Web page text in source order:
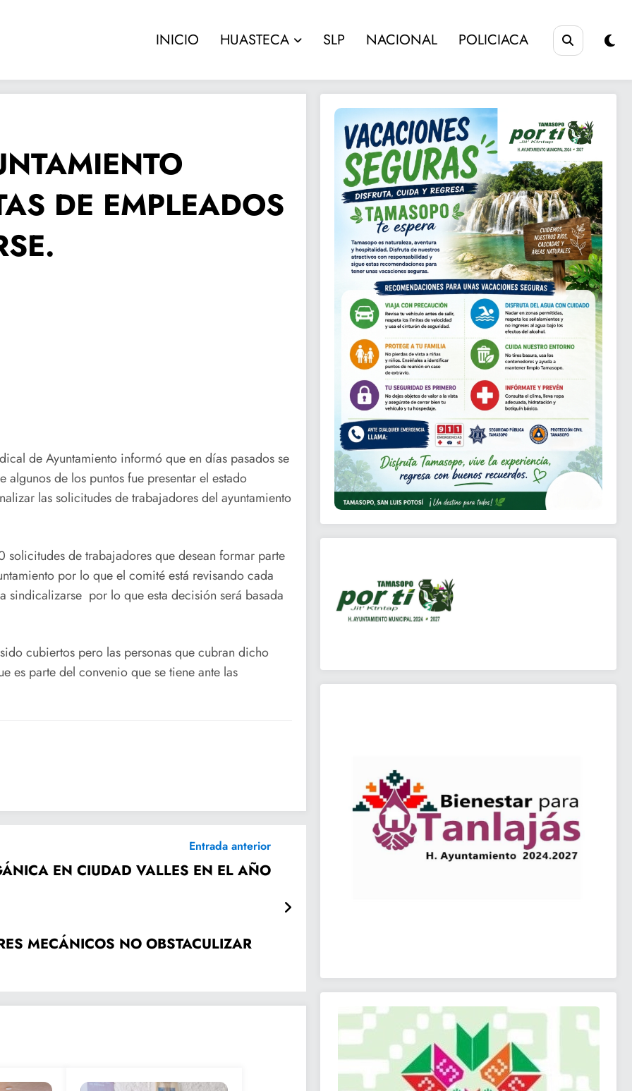
INICIO HUASTECA SLP NACIONAL POLICIACA
DE EMPLEADOS
de Ayuntamiento informó que en días pasados se
de los puntos fue presentar el estado
las solicitudes de trabajadores del ayuntamiento
de trabajadores que desean formar parte
por lo que el comité está revisando cada
sindicalizarse por lo que esta decisión será basada
cubiertos pero las personas que cubran dicho
es parte del convenio que se tiene ante las
Entrada anterior
EN CIUDAD VALLES EN EL AÑO
MECÁNICOS NO OBSTACULIZAR